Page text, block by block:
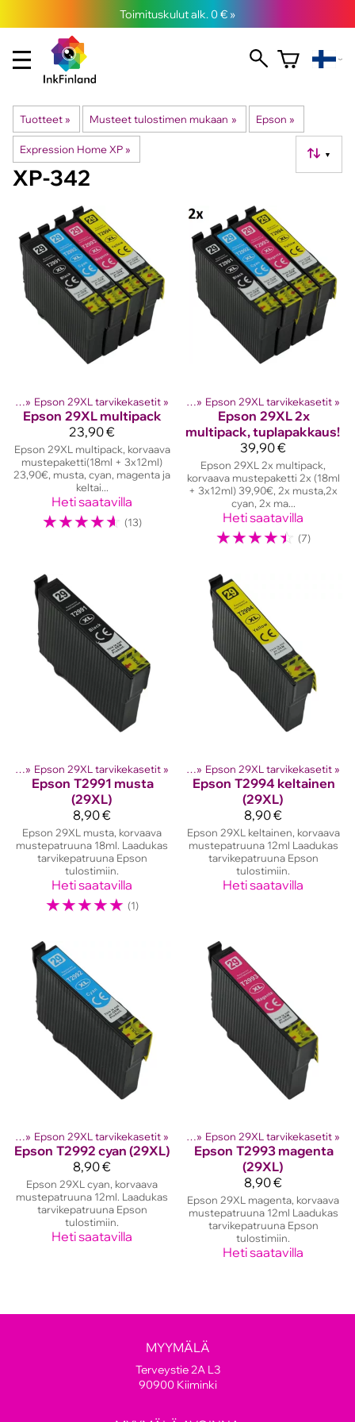
Toimituskulut alk. 0 € »
Tuotteet ‪» Musteet tulostimen mukaan ‪» Epson ‪»
Expression Home XP ‪» ▼
XP-342
‪» Epson 29XL tarvikekasetit ‪»
Epson 29XL multipack
23,90 €
Epson 29XL multipack, korvaava
mustepaketti(18ml + 3x12ml)
23,90€, musta, cyan, magenta ja
keltai...
Heti saatavilla
☆☆☆☆☆ (13)
kasetit‪» Epson mustekasetit ‪» Epson 29XL tarvikekasetit ‪»
Epson 29XL 2x
multipack, tuplapakkaus!
39,90 €
Epson 29XL 2x multipack,
korvaava mustepaketti 2x (18ml
+ 3x12ml) 39,90€, 2x musta,2x
cyan, 2x ma...
Heti saatavilla
☆☆☆☆☆ (7)
‪» Epson 29XL tarvikekasetit ‪»
Epson T2991 musta
(29XL)
8,90 €
Epson 29XL musta, korvaava
mustepatruuna 18ml. Laadukas
tarvikepatruuna Epson
tulostimiin.
Heti saatavilla
☆☆☆☆☆ (1)
kasetit‪» Epson mustekasetit ‪» Epson 29XL tarvikekasetit ‪»
Epson T2994 keltainen
(29XL)
8,90 €
Epson 29XL keltainen, korvaava
mustepatruuna 12ml Laadukas
tarvikepatruuna Epson
tulostimiin.
Heti saatavilla
‪» Epson 29XL tarvikekasetit ‪»
Epson T2992 cyan (29XL)
8,90 €
Epson 29XL cyan, korvaava
mustepatruuna 12ml. Laadukas
tarvikepatruuna Epson
tulostimiin.
Heti saatavilla
kasetit‪» Epson mustekasetit ‪» Epson 29XL tarvikekasetit ‪»
Epson T2993 magenta
(29XL)
8,90 €
Epson 29XL magenta, korvaava
mustepatruuna 12ml Laadukas
tarvikepatruuna Epson
tulostimiin.
Heti saatavilla
MYYMÄLÄ
Terveystie 2A L3
90900 Kiiminki